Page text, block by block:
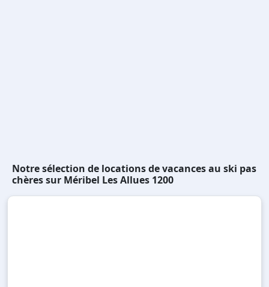
Notre sélection de locations de vacances au ski pas
chères sur Méribel Les Allues 1200